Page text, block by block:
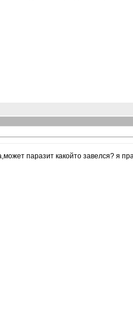
паразит какойто завелся? я